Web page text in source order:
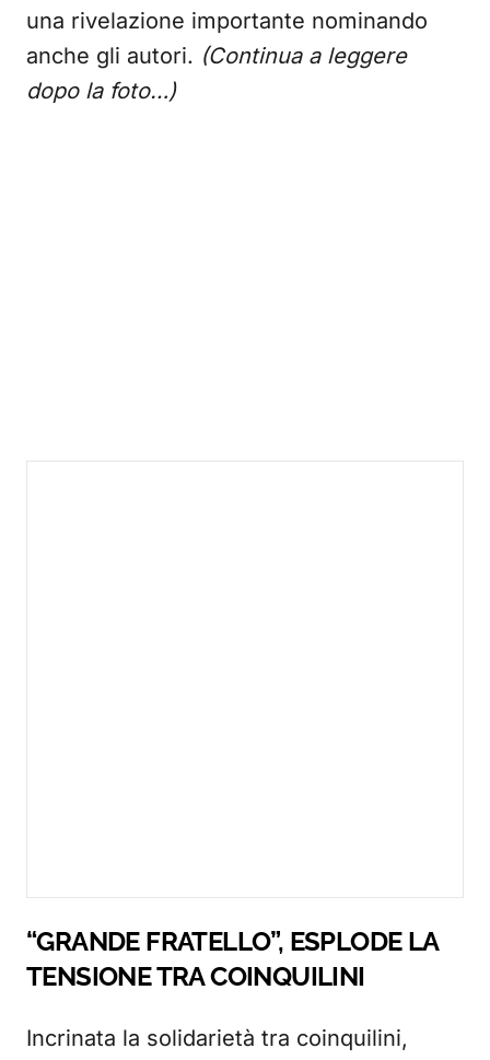
una rivelazione importante nominando
anche gli autori. (Continua a leggere
dopo la foto…)
“GRANDE FRATELLO”, ESPLODE LA
TENSIONE TRA COINQUILINI
Incrinata la solidarietà tra coinquilini,